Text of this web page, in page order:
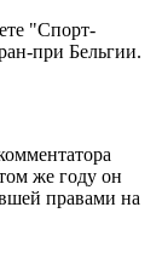
"Спорт-
при Бельгии.
же году он
правами на